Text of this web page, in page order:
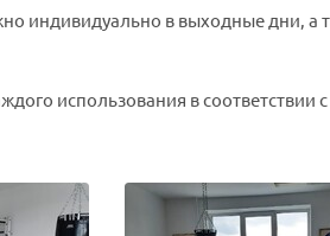
индивидуально в выходные дни, а
использования в соответствии